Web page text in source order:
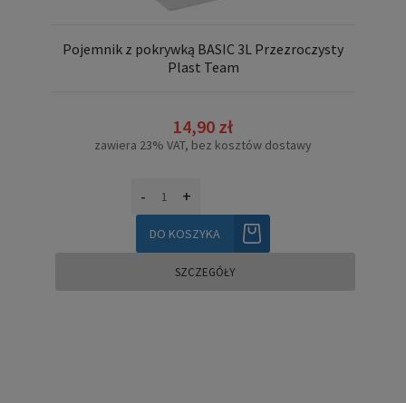
Pojemnik z pokrywką BASIC 3L Przezroczysty
Plast Team
14,90 zł
zawiera 23% VAT, bez kosztów dostawy
- +
DO KOSZYKA
SZCZEGÓŁY